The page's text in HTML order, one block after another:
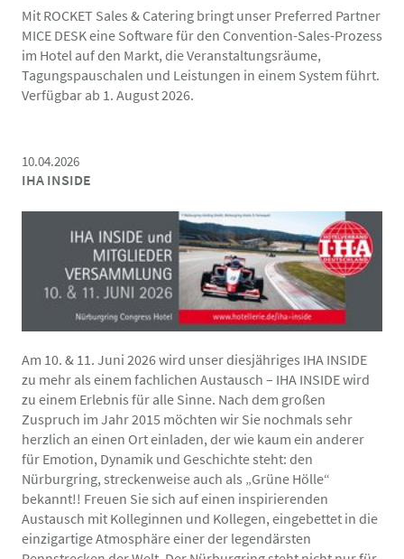
Mit ROCKET Sales & Catering bringt unser Preferred Partner
MICE DESK eine Software für den Convention-Sales-Prozess
im Hotel auf den Markt, die Veranstaltungsräume,
Tagungspauschalen und Leistungen in einem System führt.
Verfügbar ab 1. August 2026.
10.04.2026
IHA INSIDE
Am 10. & 11. Juni 2026 wird unser diesjähriges IHA INSIDE
zu mehr als einem fachlichen Austausch – IHA INSIDE wird
zu einem Erlebnis für alle Sinne. Nach dem großen
Zuspruch im Jahr 2015 möchten wir Sie nochmals sehr
herzlich an einen Ort einladen, der wie kaum ein anderer
für Emotion, Dynamik und Geschichte steht: den
Nürburgring, streckenweise auch als „Grüne Hölle“
bekannt!! Freuen Sie sich auf einen inspirierenden
Austausch mit Kolleginnen und Kollegen, eingebettet in die
einzigartige Atmosphäre einer der legendärsten